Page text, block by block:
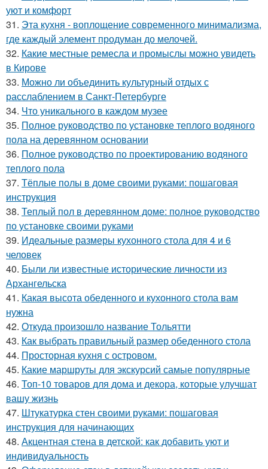
уют и комфорт
31. Эта кухня - воплощение современного минимализма,
где каждый элемент продуман до мелочей.
32. Какие местные ремесла и промыслы можно увидеть
в Кирове
33. Можно ли объединить культурный отдых с
расслаблением в Санкт-Петербурге
34. Что уникального в каждом музее
35. Полное руководство по установке теплого водяного
пола на деревянном основании
36. Полное руководство по проектированию водяного
теплого пола
37. Тёплые полы в доме своими руками: пошаговая
инструкция
38. Теплый пол в деревянном доме: полное руководство
по установке своими руками
39. Идеальные размеры кухонного стола для 4 и 6
человек
40. Были ли известные исторические личности из
Архангельска
41. Какая высота обеденного и кухонного стола вам
нужна
42. Откуда произошло название Тольятти
43. Как выбрать правильный размер обеденного стола
44. Просторная кухня с островом.
45. Какие маршруты для экскурсий самые популярные
46. Топ-10 товаров для дома и декора, которые улучшат
вашу жизнь
47. Штукатурка стен своими руками: пошаговая
инструкция для начинающих
48. Акцентная стена в детской: как добавить уют и
индивидуальность